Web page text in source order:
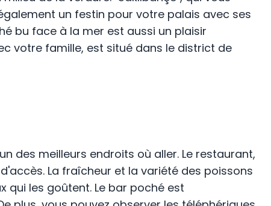
un festin pour votre palais avec ses
bu face à la mer est aussi un plaisir
votre famille, est situé dans le district de
des meilleurs endroits où aller. Le restaurant,
La fraîcheur et la variété des poissons
qui les goûtent. Le bar poché est